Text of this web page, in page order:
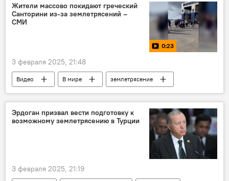
Жители массово покидают греческий
Санторини из-за землетрясений –
СМИ
0:23
3 февраля 2025, 21:48
Видео В мире землетрясение
Эрдоган призвал вести подготовку к
возможному землетрясению в Турции
3 февраля 2025, 21:19